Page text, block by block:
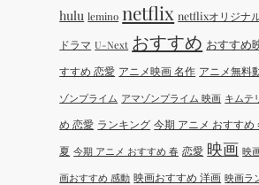
hulu lemino netflix netflixオリジナ
ドラマ U-Next おすすめ おすすめ
すすめ 恋愛 アニメ映画 名作 アニメ無料
ゾンプライム アマゾンプライム 映画 キムテ
め 恋愛 ランキング 今期 アニメ おすすめ
夏 今期 アニメ おすすめ 春 恋愛 映画 映
画おすすめ 感動 映画おすすめ 洋画 映画ラ